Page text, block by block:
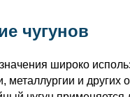
чугунов
широко
металлургии и других